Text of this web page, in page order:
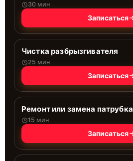
30 мин
Записаться
Чистка разбрызгивателя
25 мин
Записаться
Ремонт или замена патрубка
15 мин
Записаться